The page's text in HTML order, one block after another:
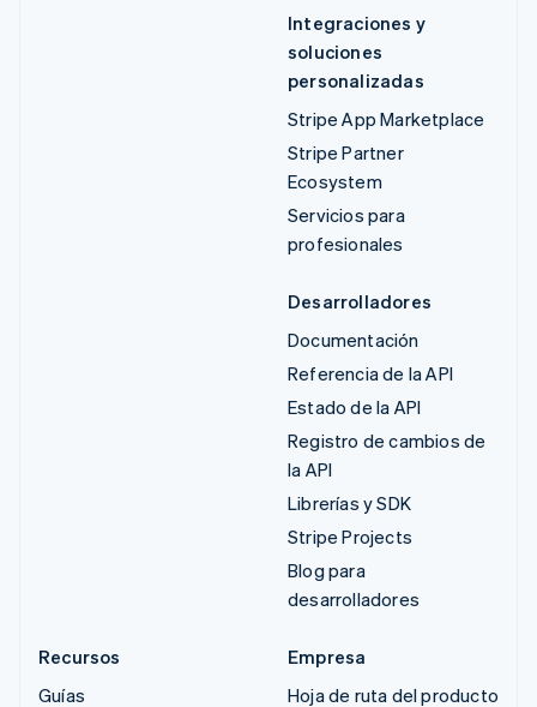
Integraciones y
soluciones
personalizadas
Stripe App Marketplace
Stripe Partner
Ecosystem
Servicios para
profesionales
Desarrolladores
Documentación
Referencia de la API
Estado de la API
Registro de cambios de
la API
Librerías y SDK
Stripe Projects
Blog para
desarrolladores
Recursos
Guías
Empresa
Hoja de ruta del producto